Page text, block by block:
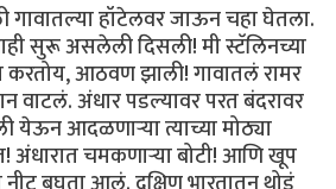
गावातल्या हॉटेलवर जाऊन चहा घेतला.
सुरू असलेली दिसली! मी स्टॅलिनच्या
आठवण झाली! गावातलं रामर
वाटलं. अंधार पडल्यावर परत बंदरावर
येऊन आदळणार्‍या त्याच्या मोठ्या
अंधारात चमकणार्‍या बोटी! आणि खूप